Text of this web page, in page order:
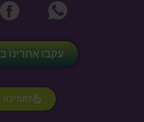
עקבו אחרינו
לתמיכה